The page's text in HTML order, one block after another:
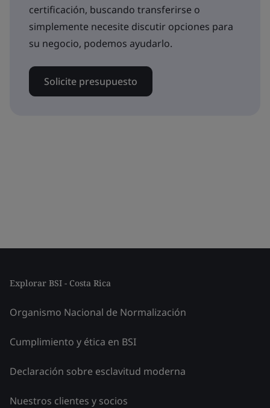
certificación, buscando transferirse o
simplemente necesite discutir opciones para
su negocio, podemos ayudarlo.
Solicite presupuesto
Explorar BSI - Costa Rica
Organismo Nacional de Normalización
Cumplimiento y ética en BSI
Declaración sobre esclavitud moderna
Nuestros clientes y socios